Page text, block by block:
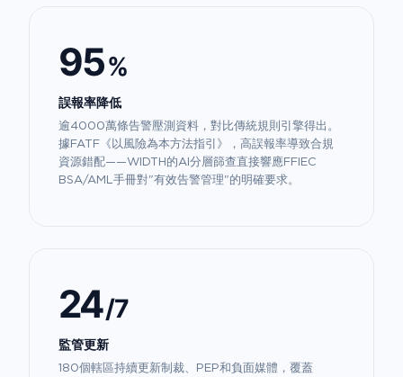
95%
誤報率降低
逾4000萬條告警壓測資料，對比傳統規則引擎得出。
據FATF《以風險為本方法指引》，高誤報率導致合規
資源錯配——WIDTH的AI分層篩查直接響應FFIEC
BSA/AML手冊對"有效告警管理"的明確要求。
24/7
監管更新
180個轄區持續更新制裁、PEP和負面媒體，覆蓋